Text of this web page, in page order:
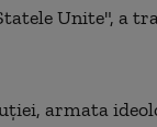
Unite", a
armata